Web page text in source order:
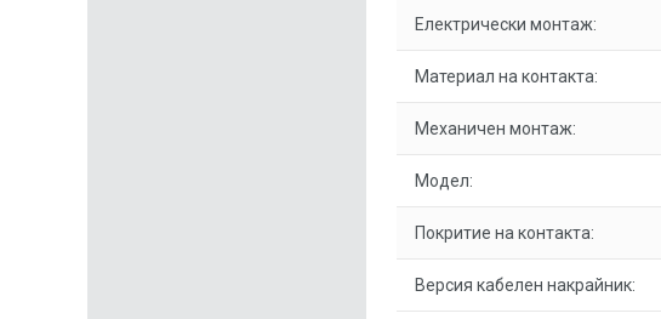
Електрически монтаж:
Материал на контакта:
Механичен монтаж:
Модел:
Покритие на контакта:
Версия кабелен накрайник: